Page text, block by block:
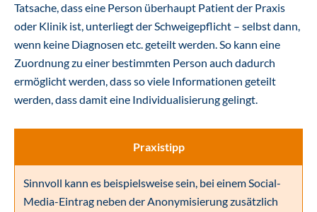
Tatsache, dass eine Person überhaupt Patient der Praxis
oder Klinik ist, unterliegt der Schweigepflicht – selbst dann,
wenn keine Diagnosen etc. geteilt werden. So kann eine
Zuordnung zu einer bestimmten Person auch dadurch
ermöglicht werden, dass so viele Informationen geteilt
werden, dass damit eine Individualisierung gelingt.
Praxistipp
Sinnvoll kann es beispielsweise sein, bei einem Social-
Media-Eintrag neben der Anonymisierung zusätzlich